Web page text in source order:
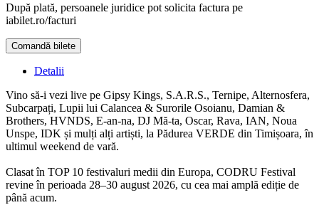
După plată, persoanele juridice pot solicita factura pe
iabilet.ro/facturi
Comandă bilete
Detalii
Vino să-i vezi live pe Gipsy Kings, S.A.R.S., Ternipe, Alternosfera,
Subcarpați, Lupii lui Calancea & Surorile Osoianu, Damian &
Brothers, HVNDS, E-an-na, DJ Mă-ta, Oscar, Rava, IAN, Noua
Unspe, IDK și mulți alți artiști, la Pădurea VERDE din Timișoara, în
ultimul weekend de vară.
Clasat în TOP 10 festivaluri medii din Europa, CODRU Festival
revine în perioada 28–30 august 2026, cu cea mai amplă ediție de
până acum.